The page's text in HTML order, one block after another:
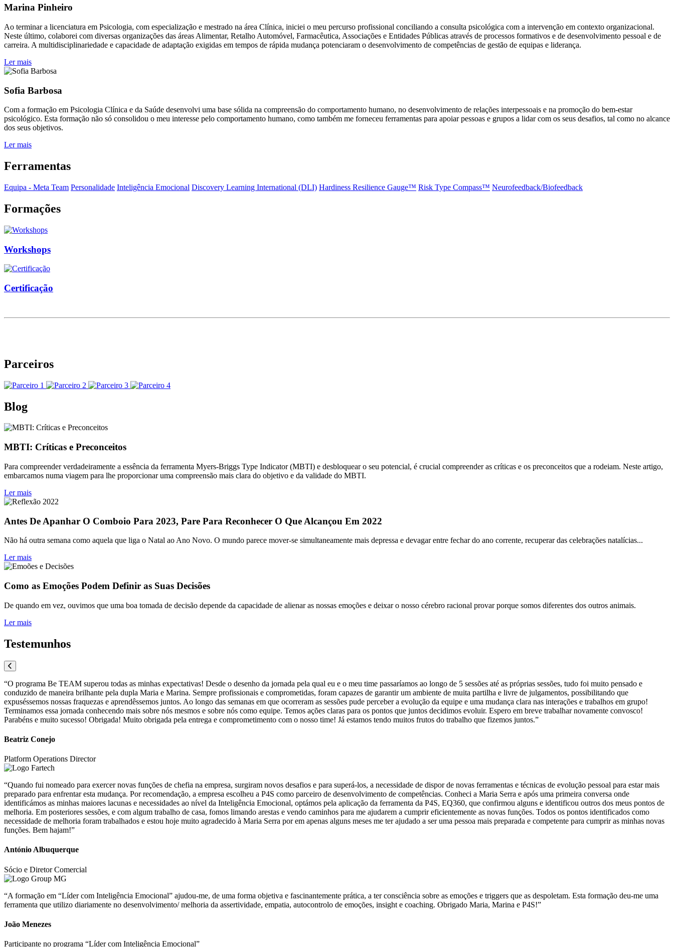
Marina Pinheiro
Ao terminar a licenciatura em Psicologia, com especialização e mestrado na área Clínica, iniciei o meu percurso profissional conciliando a consulta psicológica com a intervenção em contexto organizacional.
Neste último, colaborei com diversas organizações das áreas Alimentar, Retalho Automóvel, Farmacêutica, Associações e Entidades Públicas através de processos formativos e de desenvolvimento pessoal e de
carreira. A multidisciplinariedade e capacidade de adaptação exigidas em tempos de rápida mudança potenciaram o desenvolvimento de competências de gestão de equipas e liderança.
Ler mais
Sofia Barbosa
Com a formação em Psicologia Clínica e da Saúde desenvolvi uma base sólida na compreensão do comportamento humano, no desenvolvimento de relações interpessoais e na promoção do bem-estar
psicológico. Esta formação não só consolidou o meu interesse pelo comportamento humano, como também me forneceu ferramentas para apoiar pessoas e grupos a lidar com os seus desafios, tal como no alcance
dos seus objetivos.
Ler mais
Ferramentas
Equipa - Meta Team Personalidade Inteligência Emocional Discovery Learning International (DLI) Hardiness Resilience Gauge™️ Risk Type Compass™️ Neurofeedback/Biofeedback
Formações
Workshops
Certificação
Parceiros
Blog
MBTI: Críticas e Preconceitos
Para compreender verdadeiramente a essência da ferramenta Myers-Briggs Type Indicator (MBTI) e desbloquear o seu potencial, é crucial compreender as críticas e os preconceitos que a rodeiam. Neste artigo,
embarcamos numa viagem para lhe proporcionar uma compreensão mais clara do objetivo e da validade do MBTI.
Ler mais
Antes De Apanhar O Comboio Para 2023, Pare Para Reconhecer O Que Alcançou Em 2022
Não há outra semana como aquela que liga o Natal ao Ano Novo. O mundo parece mover-se simultaneamente mais depressa e devagar entre fechar do ano corrente, recuperar das celebrações natalícias...
Ler mais
Como as Emoções Podem Definir as Suas Decisões
De quando em vez, ouvimos que uma boa tomada de decisão depende da capacidade de alienar as nossas emoções e deixar o nosso cérebro racional provar porque somos diferentes dos outros animais.
Ler mais
Testemunhos
“O programa Be TEAM superou todas as minhas expectativas! Desde o desenho da jornada pela qual eu e o meu time passaríamos ao longo de 5 sessões até as próprias sessões, tudo foi muito pensado e
conduzido de maneira brilhante pela dupla Maria e Marina. Sempre profissionais e comprometidas, foram capazes de garantir um ambiente de muita partilha e livre de julgamentos, possibilitando que
expuséssemos nossas fraquezas e aprendêssemos juntos. Ao longo das semanas em que ocorreram as sessões pude perceber a evolução da equipe e uma mudança clara nas interações e trabalhos em grupo!
Terminamos essa jornada conhecendo mais sobre nós mesmos e sobre nós como equipe. Temos ações claras para os pontos que juntos decidimos evoluir. Espero em breve trabalhar novamente convosco!
Parabéns e muito sucesso! Obrigada! Muito obrigada pela entrega e comprometimento com o nosso time! Já estamos tendo muitos frutos do trabalho que fizemos juntos.”
Beatriz Conejo
Platform Operations Director
“Quando fui nomeado para exercer novas funções de chefia na empresa, surgiram novos desafios e para superá-los, a necessidade de dispor de novas ferramentas e técnicas de evolução pessoal para estar mais
preparado para enfrentar esta mudança. Por recomendação, a empresa escolheu a P4S como parceiro de desenvolvimento de competências. Conheci a Maria Serra e após uma primeira conversa onde
identificámos as minhas maiores lacunas e necessidades ao nível da Inteligência Emocional, optámos pela aplicação da ferramenta da P4S, EQ360, que confirmou alguns e identificou outros dos meus pontos de
melhoria. Em posteriores sessões, e com algum trabalho de casa, fomos limando arestas e vendo caminhos para me ajudarem a cumprir eficientemente as novas funções. Todos os pontos identificados como
necessidade de melhoria foram trabalhados e estou hoje muito agradecido à Maria Serra por em apenas alguns meses me ter ajudado a ser uma pessoa mais preparada e competente para cumprir as minhas novas
funções. Bem hajam!”
António Albuquerque
Sócio e Diretor Comercial
“A formação em “Líder com Inteligência Emocional” ajudou-me, de uma forma objetiva e fascinantemente prática, a ter consciência sobre as emoções e triggers que as despoletam. Esta formação deu-me uma
ferramenta que utilizo diariamente no desenvolvimento/ melhoria da assertividade, empatia, autocontrolo de emoções, insight e coaching. Obrigado Maria, Marina e P4S!”
João Menezes
Participante no programa “Líder com Inteligência Emocional”